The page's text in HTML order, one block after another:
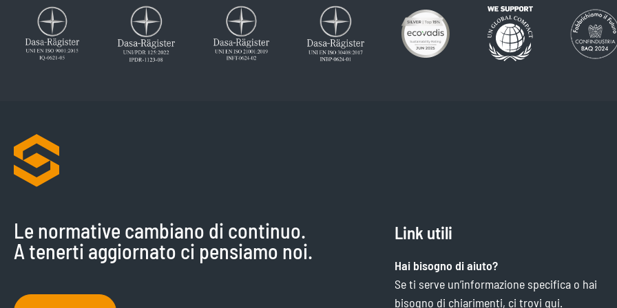
Le normative cambiano di continuo.
A tenerti aggiornato ci pensiamo noi.
Link utili
Hai bisogno di aiuto?
Se ti serve un’informazione specifica o hai
bisogno di chiarimenti, ci trovi qui.